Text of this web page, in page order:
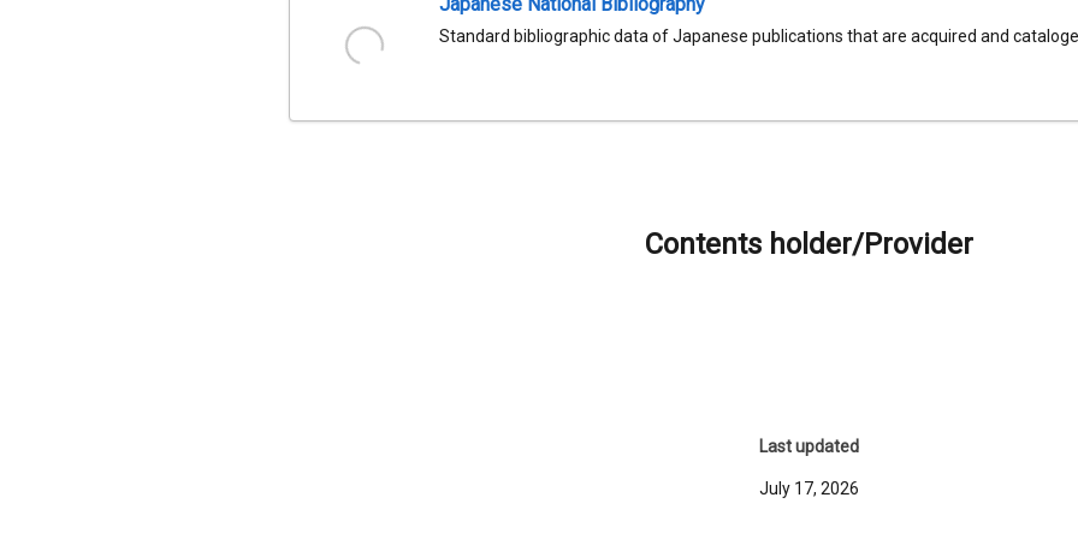
Standard bibliographic data of Japanese publications that are acquired and
Contents holder/Provider
Last updated
July 17, 2026